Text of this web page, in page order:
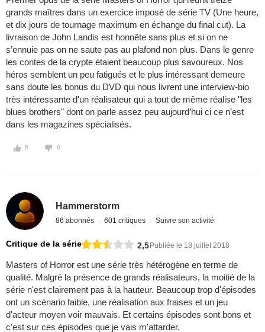
grands maîtres dans un exercice imposé de série TV (Une heure,
et dix jours de tournage maximum en échange du final cut). La
livraison de John Landis est honnête sans plus et si on ne
s’ennuie pas on ne saute pas au plafond non plus. Dans le genre
les contes de la crypte étaient beaucoup plus savoureux. Nos
héros semblent un peu fatigués et le plus intéressant demeure
sans doute les bonus du DVD qui nous livrent une interview-bio
très intéressante d'un réalisateur qui a tout de même réalise "les
blues brothers" dont on parle assez peu aujourd’hui ci ce n’est
dans les magazines spécialisés.
0 0
Hammerstorm
86 abonnés 601 critiques Suivre son activité
Critique de la série 2,5 Publiée le 18 juillet 2018
Masters of Horror est une série très hétérogène en terme de
qualité. Malgré la présence de grands réalisateurs, la moitié de la
série n'est clairement pas à la hauteur. Beaucoup trop d'épisodes
ont un scénario faible, une réalisation aux fraises et un jeu
d'acteur moyen voir mauvais. Et certains épisodes sont bons et
c'est sur ces épisodes que je vais m'attarder.